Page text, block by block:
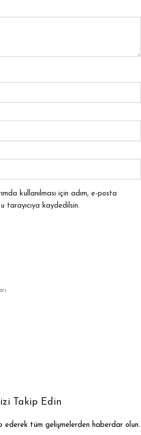
kullanılması için adım, e-posta
tarayıcıya kaydedilsin.
Takip Edin
ederek tüm gelişmelerden haberdar olun.